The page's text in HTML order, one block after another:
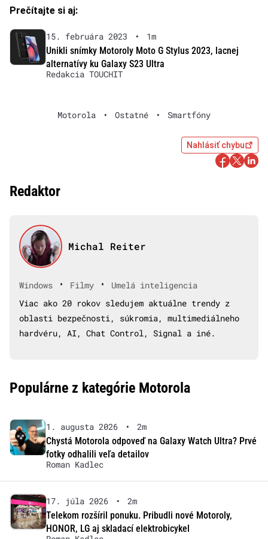
Prečítajte si aj:
15. februára 2023 •
1m
Unikli snímky Motoroly Moto G Stylus 2023, lacnej
alternatívy ku Galaxy S23 Ultra
Redakcia TOUCHIT
Motorola • Ostatné • Smartfóny
Nahlásiť chybu
Redaktor
Michal Reiter
Windows • Filmy •
Umelá inteligencia
Viac ako 20 rokov sledujem aktuálne trendy z
oblasti bezpečnosti, súkromia, multimediálneho
hardvéru, AI, Chat Control, Signal a iné.
Populárne z kategórie Motorola
1. augusta 2026 •
2m
Chystá Motorola odpoveď na Galaxy Watch Ultra? Prvé
fotky odhalili veľa detailov
Roman Kadlec
17. júla 2026 •
2m
Telekom rozšíril ponuku. Pribudli nové Motoroly,
HONOR, LG aj skladací elektrobicykel